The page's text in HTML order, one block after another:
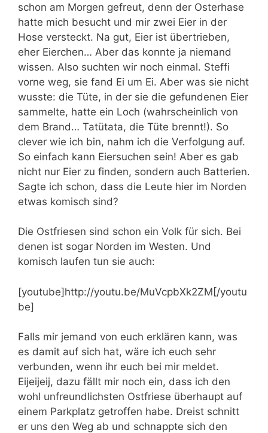
schon am Morgen gefreut, denn der Osterhase
hatte mich besucht und mir zwei Eier in der
Hose versteckt. Na gut, Eier ist übertrieben,
eher Eierchen… Aber das konnte ja niemand
wissen. Also suchten wir noch einmal. Steffi
vorne weg, sie fand Ei um Ei. Aber was sie nicht
wusste: die Tüte, in der sie die gefundenen Eier
sammelte, hatte ein Loch (wahrscheinlich von
dem Brand… Tatütata, die Tüte brennt!). So
clever wie ich bin, nahm ich die Verfolgung auf.
So einfach kann Eiersuchen sein! Aber es gab
nicht nur Eier zu finden, sondern auch Batterien.
Sagte ich schon, dass die Leute hier im Norden
etwas komisch sind?
Die Ostfriesen sind schon ein Volk für sich. Bei
denen ist sogar Norden im Westen. Und
komisch laufen tun sie auch:
[youtube]http://youtu.be/MuVcpbXk2ZM[/youtu
be]
Falls mir jemand von euch erklären kann, was
es damit auf sich hat, wäre ich euch sehr
verbunden, wenn ihr euch bei mir meldet.
Eijeijeij, dazu fällt mir noch ein, dass ich den
wohl unfreundlichsten Ostfriese überhaupt auf
einem Parkplatz getroffen habe. Dreist schnitt
er uns den Weg ab und schnappte sich den